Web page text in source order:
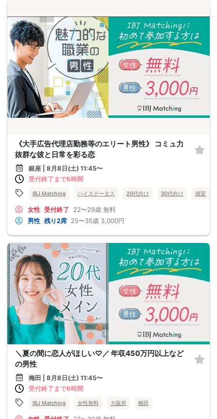
《大手広告代理店勤務等のエリート男性》 コミュ力
抜群な彼と日常を彩る恋
銀座 | 8月8日(土) 11:45〜
受付終了まで6時間
IBJ Matching ハイステータス 20代向け 30代向け 個室
女性 受付終了 22〜29歳 無料
男性 残り2席 25〜35歳 3,000円
＼夏の間に恋人がほしい♡／ 年収450万円以上など
の男性
梅田 | 8月8日(土) 11:45〜
受付終了まで6時間
IBJ Matching 女性無料 大阪府 梅田